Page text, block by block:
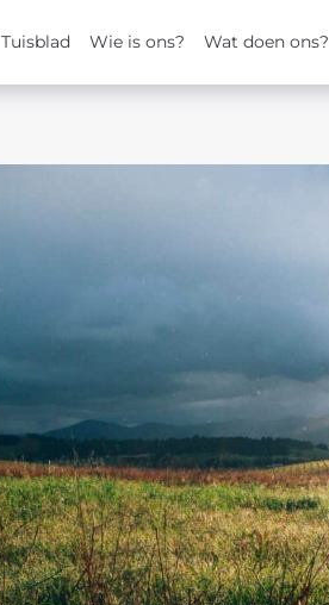
Tuisblad Wie is ons? Wat doen ons?